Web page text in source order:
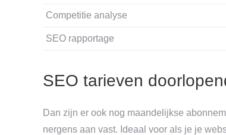
Competitie analyse
SEO rapportage
SEO tarieven
Dan zijn er ook nog maandelijkse
nergens aan vast. Ideaal voor als je je